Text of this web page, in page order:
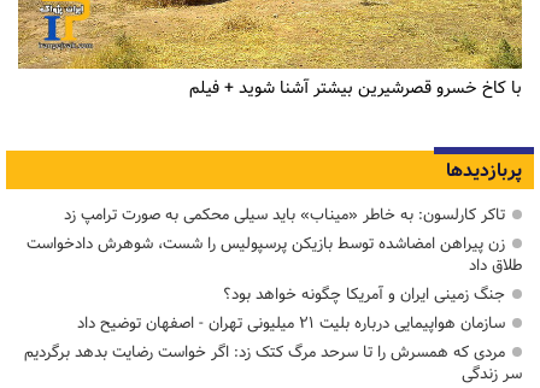
با کاخ خسرو قصرشیرین بیشتر آشنا شوید + فیلم
پربازدیدها
تاکر کارلسون: به خاطر «میناب» باید سیلی محکمی به صورت ترامپ زد
زن پیراهن امضاشده توسط بازیکن پرسپولیس را شست، شوهرش دادخواست
طلاق داد
جنگ زمینی ایران و آمریکا چگونه خواهد بود؟
سازمان هواپیمایی درباره بلیت ۲۱ میلیونی تهران - اصفهان توضیح داد
مردی که همسرش را تا سرحد مرگ کتک زد: اگر خواست رضایت بدهد برگردیم
سر زندگی